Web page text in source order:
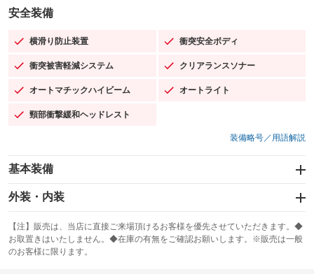
安全装備
横滑り防止装置
：装備あり 衝突安全ボディ
：装備あり
衝突被害軽減システム
：装備あり クリアランスソナー
：装備あり
オートマチックハイビーム
：装備あり オートライト
：装備あり
頸部衝撃緩和ヘッドレスト
：装備あり
装備略号／用語解説
基本装備
エアバッグ：運転席/助手席/サイド
：装備あり
：装備あり
サンルーフ
：装備あり ABS
外装・内装
カーナビ：メモリーナビ他
：装備あり
TV：フルセグ
：装備あり
【注】販売は、当店に直接ご来場頂けるお客様を優先させていただきます。◆
お取置きはいたしません。◆在庫の有無をご確認お願いします。※販売は一般
のお客様に限ります。